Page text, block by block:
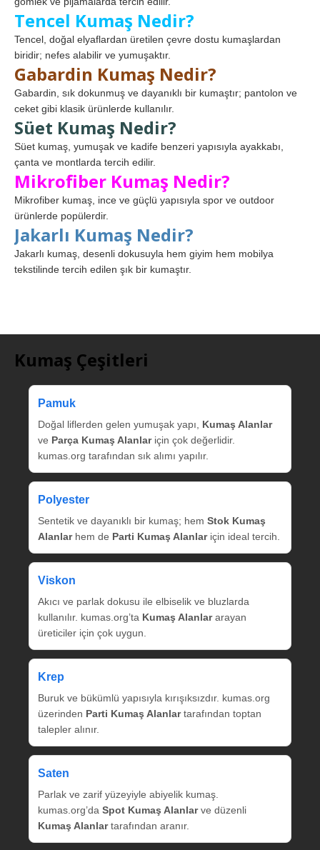
Tencel Kumaş Nedir?
Tencel, doğal elyaflardan üretilen çevre dostu kumaşlardan
biridir; nefes alabilir ve yumuşaktır.
Gabardin Kumaş Nedir?
Gabardin, sık dokunmuş ve dayanıklı bir kumaştır; pantolon ve
ceket gibi klasik ürünlerde kullanılır.
Süet Kumaş Nedir?
Süet kumaş, yumuşak ve kadife benzeri yapısıyla ayakkabı,
çanta ve montlarda tercih edilir.
Mikrofiber Kumaş Nedir?
Mikrofiber kumaş, ince ve güçlü yapısıyla spor ve outdoor
ürünlerde popülerdir.
Jakarlı Kumaş Nedir?
Jakarlı kumaş, desenli dokusuyla hem giyim hem mobilya
tekstilinde tercih edilen şık bir kumaştır.
Kumaş Çeşitleri
Pamuk
Doğal liflerden gelen yumuşak yapı, Kumaş Alanlar
ve Parça Kumaş Alanlariçin çok değerlidir.
kumas.org tarafından sık alımı yapılır.
Polyester
Sentetik ve dayanıklı bir kumaş; hem Stok Kumaş
Alanlarhem de Parti Kumaş Alanlariçin ideal tercih.
Viskon
Akıcı ve parlak dokusu ile elbiselik ve bluzlarda
kullanılır. kumas.org’ta Kumaş Alanlararayan
üreticiler için çok uygun.
Krep
Buruk ve bükümlü yapısıyla kırışıksızdır. kumas.org
üzerinden Parti Kumaş Alanlartarafından toptan
talepler alınır.
Saten
Parlak ve zarif yüzeyiyle abiyelik kumaş.
kumas.org’da Spot Kumaş Alanlarve düzenli
Kumaş Alanlartarafından aranır.